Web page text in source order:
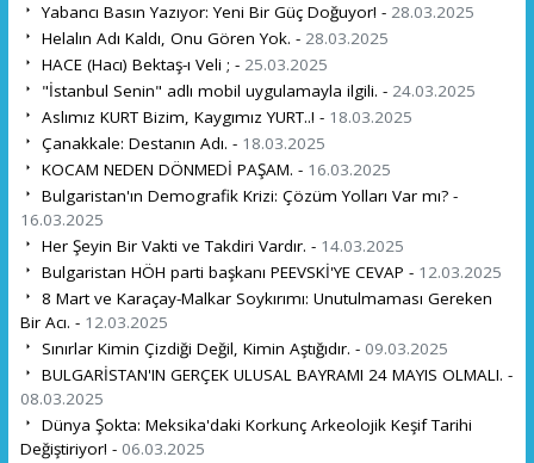
Yabancı Basın Yazıyor: Yeni Bir Güç Doğuyor! - 28.03.2025
Helalın Adı Kaldı, Onu Gören Yok. - 28.03.2025
HACE (Hacı) Bektaş-ı Veli ; - 25.03.2025
"İstanbul Senin" adlı mobil uygulamayla ilgili. - 24.03.2025
Aslımız KURT Bizim, Kaygımız YURT..! - 18.03.2025
Çanakkale: Destanın Adı. - 18.03.2025
KOCAM NEDEN DÖNMEDİ PAŞAM. - 16.03.2025
Bulgaristan'ın Demografik Krizi: Çözüm Yolları Var mı? -
16.03.2025
Her Şeyin Bir Vakti ve Takdiri Vardır. - 14.03.2025
Bulgaristan HÖH parti başkanı PEEVSKİ'YE CEVAP - 12.03.2025
8 Mart ve Karaçay-Malkar Soykırımı: Unutulmaması Gereken
Bir Acı. - 12.03.2025
Sınırlar Kimin Çizdiği Değil, Kimin Aştığıdır. - 09.03.2025
BULGARİSTAN'IN GERÇEK ULUSAL BAYRAMI 24 MAYIS OLMALI. -
08.03.2025
Dünya Şokta: Meksika'daki Korkunç Arkeolojik Keşif Tarihi
Değiştiriyor! - 06.03.2025